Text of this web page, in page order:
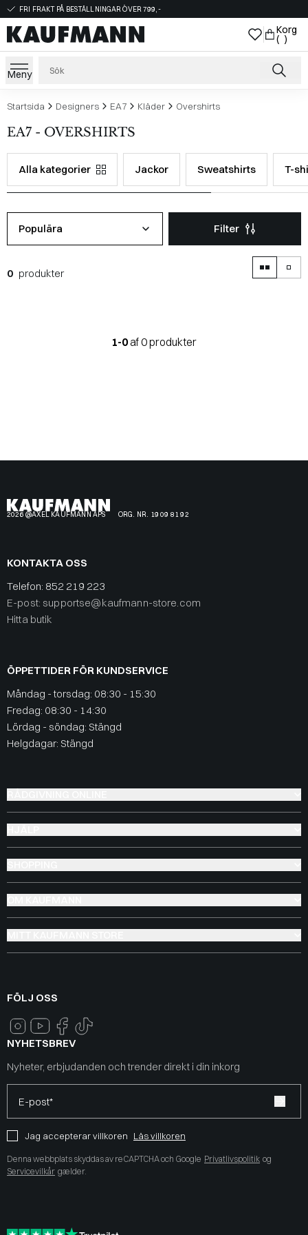
FRI FRAKT PÅ BESTÄLLNINGAR ÖVER 799,-
Korg
( )
Meny
Startsida Designers EA7 Kläder Overshirts
EA7 - OVERSHIRTS
Alla kategorier Jackor Sweatshirts T-
Populära Filter
0 produkter
1-0af 0 produkter
2026 @AXEL KAUFMANN APS ORG. NR. 19 09 81 92
KONTAKTA OSS
Telefon: 852 219 223
E-post: supportse@kaufmann-store.com
Hitta butik
ÖPPETTIDER FÖR KUNDSERVICE
Måndag - torsdag: 08:30 - 15:30
Fredag: 08:30 - 14:30
Lördag - söndag: Stängd
Helgdagar: Stängd
FÖLJ OSS
NYHETSBREV
Nyheter, erbjudanden och trender direkt i din inkorg
E-post*
Jag accepterar villkoren Läs villkoren
Denna webbplats skyddas av reCAPTCHA och Google Privatlivspolitik og
Servicevilkår gælder.